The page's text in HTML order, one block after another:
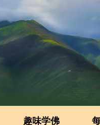
趣味学佛